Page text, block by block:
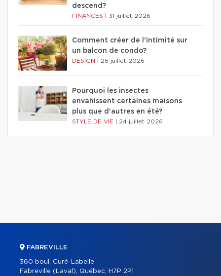
descend?
FINANCES 31 juillet 2026
Comment créer de l'intimité sur
un balcon de condo?
DESIGN 26 juillet 2026
Pourquoi les insectes
envahissent certaines maisons
plus que d'autres en été?
STYLE DE VIE 24 juillet 2026
FABREVILLE
360 boul. Curé-Labelle
Fabreville (Laval), Québec, H7P 2P1